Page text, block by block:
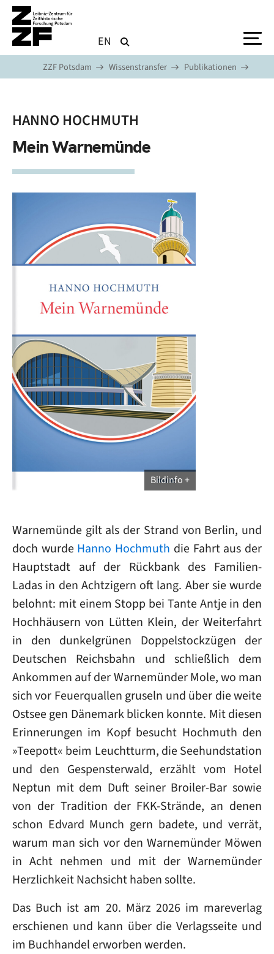
Direkt zum Inhalt
EN
ZZF Potsdam Wissenstransfer Publikationen
HANNO HOCHMUTH
Mein Warnemünde
Bildinfo
Warnemünde gilt als der Strand von Berlin, und
doch wurde Hanno Hochmuth die Fahrt aus der
Hauptstadt auf der Rückbank des Familien-
Ladas in den Achtzigern oft lang. Aber sie wurde
belohnt: mit einem Stopp bei Tante Antje in den
Hochhäusern von Lütten Klein, der Weiterfahrt
in den dunkelgrünen Doppelstockzügen der
Deutschen Reichsbahn und schließlich dem
Ankommen auf der Warnemünder Mole, wo man
sich vor Feuerquallen gruseln und über die weite
Ostsee gen Dänemark blicken konnte. Mit diesen
Erinnerungen im Kopf besucht Hochmuth den
»Teepott« beim Leuchtturm, die Seehundstation
und den Gespensterwald, erzählt vom Hotel
Neptun mit dem Duft seiner Broiler-Bar sowie
von der Tradition der FKK-Strände, an denen
schon Edvard Munch gern badete, und verrät,
warum man sich vor den Warnemünder Möwen
in Acht nehmen und mit der Warnemünder
Herzlichkeit Nachsicht haben sollte.
Das Buch ist am 20. März 2026 im mareverlag
erschienen und kann über die Verlagsseite und
im Buchhandel erworben werden.